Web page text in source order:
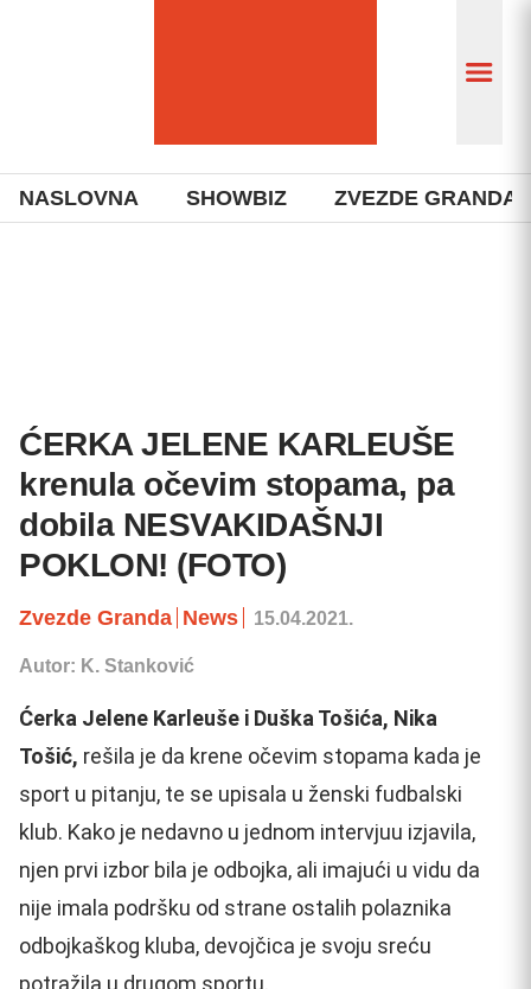
NASLOVNA SHOWBIZ ZVEZDE GRANDA
ĆERKA JELENE KARLEUŠE
krenula očevim stopama, pa
dobila NESVAKIDAŠNJI
POKLON! (FOTO)
Zvezde Granda News 15.04.2021.
Autor: K. Stanković
Ćerka Jelene Karleuše i Duška Tošića, Nika
Tošić, rešila je da krene očevim stopama kada je
sport u pitanju, te se upisala u ženski fudbalski
klub. Kako je nedavno u jednom intervjuu izjavila,
njen prvi izbor bila je odbojka, ali imajući u vidu da
nije imala podršku od strane ostalih polaznika
odbojkaškog kluba, devojčica je svoju sreću